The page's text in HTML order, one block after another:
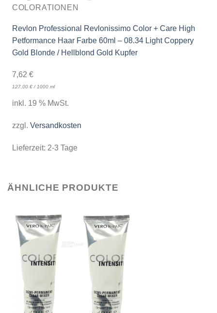
COLORATIONEN
Revlon Professional Revlonissimo Color + Care High
Petformance Haar Farbe 60ml – 08.34 Light Coppery
Gold Blonde / Hellblond Gold Kupfer
7,62 €
127,00 €/1000 ml
inkl. 19 % MwSt.
zzgl. Versandkosten
Lieferzeit: 2-3 Tage
ÄHNLICHE PRODUKTE